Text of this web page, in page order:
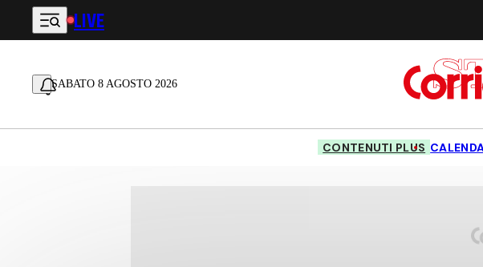
Vai al contenuto principale
LIVE
SABATO 8 AGOSTO 2026
CONTENUTI PLUS